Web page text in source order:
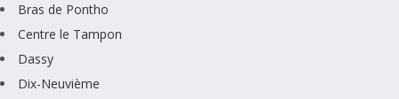
Bras de Pontho
Centre le Tampon
Dassy
Dix-Neuvième